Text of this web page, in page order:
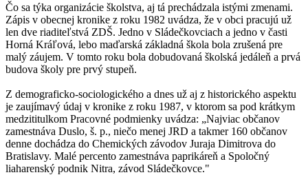
Čo sa týka organizácie školstva, aj tá prechádzala istými zmenami.
Zápis v obecnej kronike z roku 1982 uvádza, že v obci pracujú už
len dve riaditeľstvá ZDŠ. Jedno v Sládečkovciach a jedno v časti
Horná Kráľová, lebo maďarská základná škola bola zrušená pre
malý záujem. V tomto roku bola dobudovaná školská jedáleň a prvá
budova školy pre prvý stupeň.
Z demograficko-sociologického a dnes už aj z historického aspektu
je zaujímavý údaj v kronike z roku 1987, v ktorom sa pod krátkym
medzititulkom Pracovné podmienky uvádza: „Najviac občanov
zamestnáva Duslo, š. p., niečo menej JRD a takmer 160 občanov
denne dochádza do Chemických závodov Juraja Dimitrova do
Bratislavy. Malé percento zamestnáva paprikáreň a Spoločný
liaharenský podnik Nitra, závod Sládečkovce."